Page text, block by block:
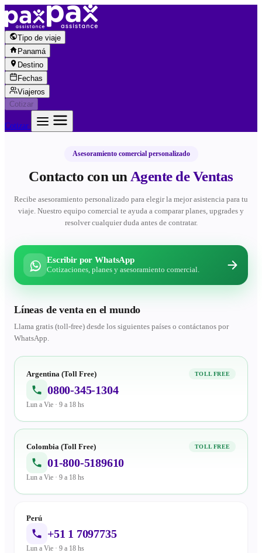
Saltar al contenido
Tipo de viaje
Panamá
Destino
Fechas
Viajeros
Cotizar
Cotizar
Asesoramiento comercial personalizado
Contacto con un Agente de Ventas
Recibe asesoramiento personalizado para elegir la mejor asistencia para tu
viaje. Nuestro equipo comercial te ayuda a comparar planes, upgrades y
resolver cualquier duda antes de contratar.
Escribir por WhatsApp
Cotizaciones, planes y asesoramiento comercial.
Líneas de venta en el mundo
Llama gratis (toll-free) desde los siguientes países o contáctanos por
WhatsApp.
Argentina (Toll Free) TOLL FREE
0800-345-1304
Lun a Vie · 9 a 18 hs
Colombia (Toll Free) TOLL FREE
01-800-5189610
Lun a Vie · 9 a 18 hs
Perú
+51 1 7097735
Lun a Vie · 9 a 18 hs